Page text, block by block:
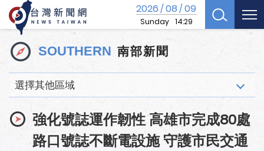
2026/08/09
Sunday 14:29
SOUTHERN 南部新聞
選擇其他區域
強化號誌運作韌性 高雄市完成80處
路口號誌不斷電設施 守護市民交通